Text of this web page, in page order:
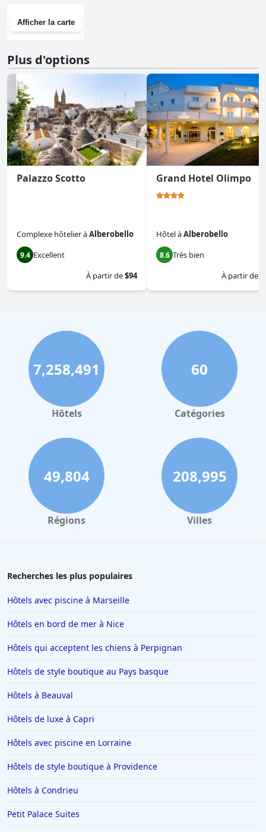
Afficher la carte
Plus d'options
Palazzo Scotto
Complexe hôtelieràAlberobello
9.4 Excellent
À partir de$94
Grand Hotel Olimpo
HôtelàAlberobello
8.6 Très bien
À partir de
7,258,491
Hôtels
60
Catégories
49,804
Régions
208,995
Villes
Recherches les plus populaires
Hôtels avec piscine à Marseille
Hôtels en bord de mer à Nice
Hôtels qui acceptent les chiens à Perpignan
Hôtels de style boutique au Pays basque
Hôtels à Beauval
Hôtels de luxe à Capri
Hôtels avec piscine en Lorraine
Hôtels de style boutique à Providence
Hôtels à Condrieu
Petit Palace Suites